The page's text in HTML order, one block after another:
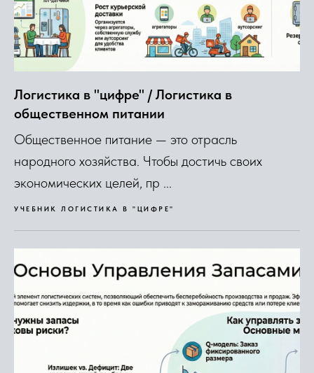
Логистика в "цифре" / Логистика в
общественном питании
Общественное питание — это отрасль
народного хозяйства. Чтобы достичь своих
экономических целей, пр ...
УЧЕБНИК ЛОГИСТИКА В "ЦИФРЕ"